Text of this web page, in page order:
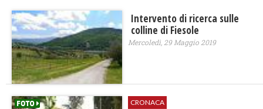
Intervento di ricerca sulle
colline di Fiesole
Mercoledì, 29 Maggio 2019
CRONACA